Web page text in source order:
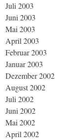
Juli 2003
Juni 2003
Mai 2003
April 2003
Februar 2003
Januar 2003
Dezember 2002
August 2002
Juli 2002
Juni 2002
Mai 2002
April 2002